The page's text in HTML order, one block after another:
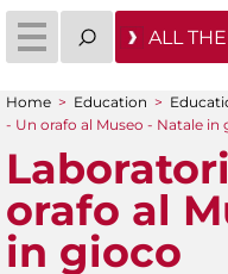
ALL
You are here
Home > Education >
- Un orafo al Museo - Natale in
orafo al
in gioco